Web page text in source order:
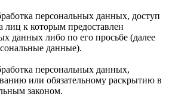
персональных данных, доступ
лиц к которым предоставлен
данных либо по его просьбе (далее
данные).
персональных данных,
или обязательному раскрытию в
законом.